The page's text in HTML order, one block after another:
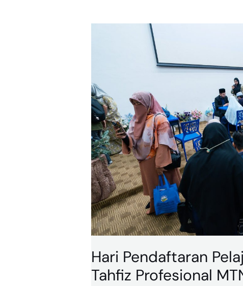
Hari Pendaftaran
Tahfiz Profesional
Tingkatan
1
Tahfiz
Profesional
MTNP